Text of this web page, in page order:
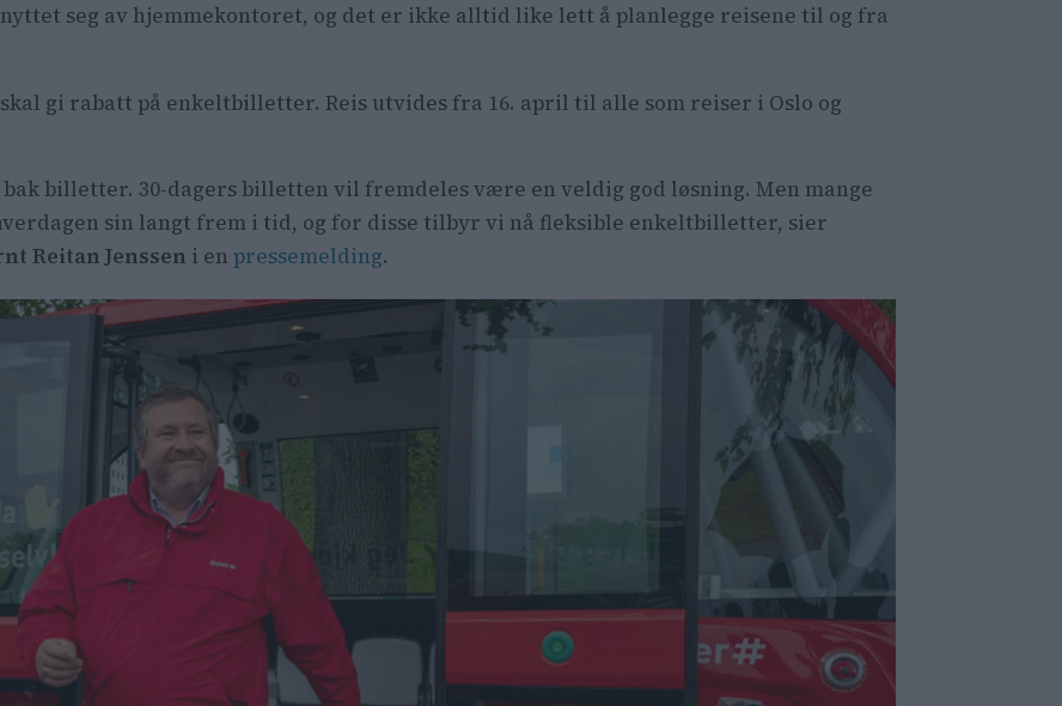
seg av hjemmekontoret, og det er ikke alltid like lett å planlegge reisene til og fra
gi rabatt på enkeltbilletter. Reis utvides fra 16. april til alle som reiser i Oslo og
billetter. 30-dagers billetten vil fremdeles være en veldig god løsning. Men mange
sin langt frem i tid, og for disse tilbyr vi nå fleksible enkeltbilletter, sier
Reitan Jenssen i enpressemelding.